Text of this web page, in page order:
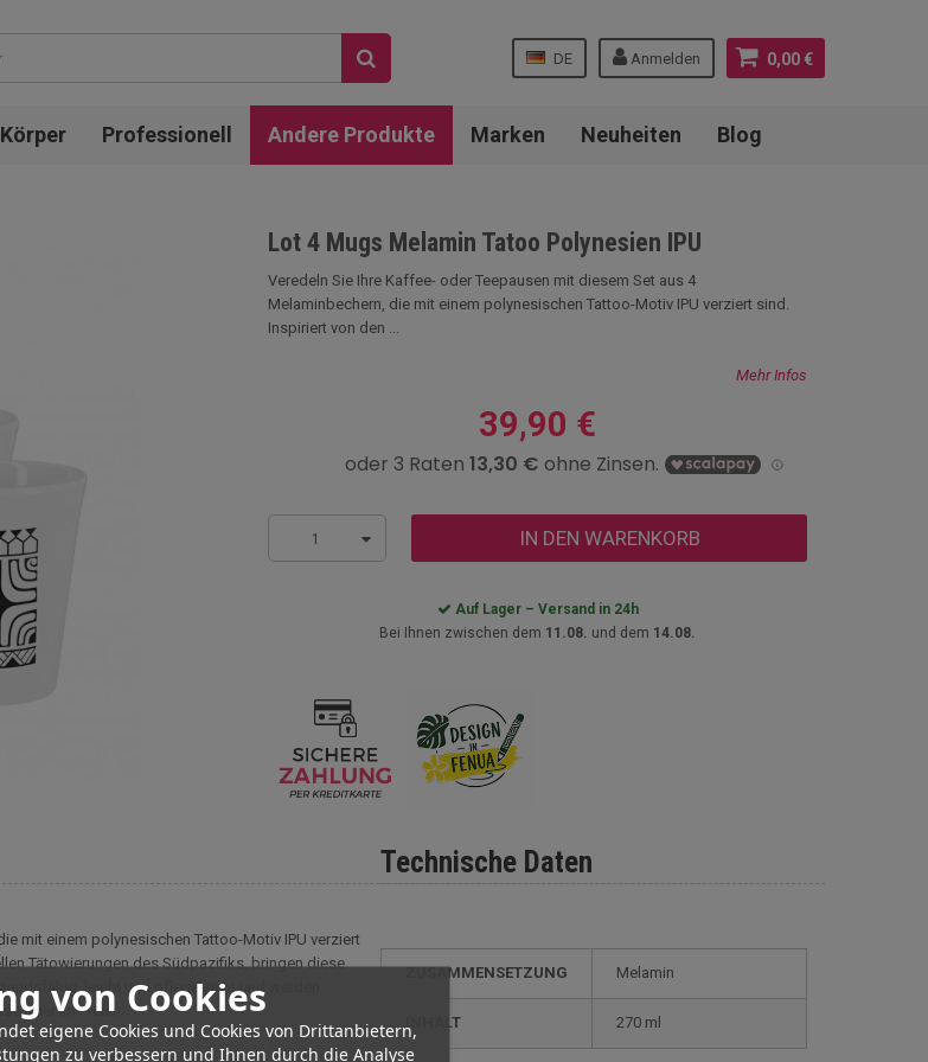
0,00 €
Anmelden
DE
von Cookies
eigene Cookies und Cookies von Drittanbietern,
zu verbessern und Ihnen durch die Analyse
Körper Professionell Andere Produkte Marken Neuheiten Blog
Lot 4 Mugs Melamin Tatoo Polynesien IPU
Veredeln Sie Ihre Kaffee- oder Teepausen mit diesem Set aus 4
Melaminbechern, die mit einem polynesischen Tattoo-Motiv IPU verziert sind.
Inspiriert von den ...
Mehr Infos
39,90 €
1 IN DEN WARENKORB
Auf Lager – Versand in 24h
Bei Ihnen zwischen dem 11.08. und dem 14.08.
Technische Daten
ZUSAMMENSETZUNG Melamin
INHALT 270 ml
mit einem polynesischen Tattoo-Motiv IPU verziert
Tätowierungen des Südpazifiks, bringen diese
leicht und pflegeleicht und werden
oder im Freien.